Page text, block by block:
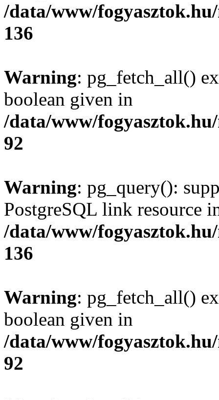
/data/www/
136
Warning: pg_fetch_all()
boolean given in
/data/www/
92
Warning: pg_query():
PostgreSQL link resource
/data/www/
136
Warning: pg_fetch_all()
boolean given in
/data/www/
92